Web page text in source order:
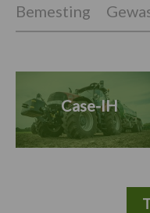
Bemesting
Case-IH